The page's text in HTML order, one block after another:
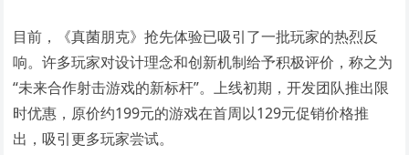
目前，《真菌朋克》抢先体验已吸引了一批玩家的热烈反
响。许多玩家对设计理念和创新机制给予积极评价，称之为
“未来合作射击游戏的新标杆”。上线初期，开发团队推出限
时优惠，原价约199元的游戏在首周以129元促销价格推
出，吸引更多玩家尝试。